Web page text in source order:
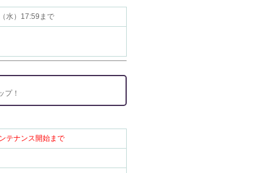
水）17:59まで
プ！
テナンス開始まで